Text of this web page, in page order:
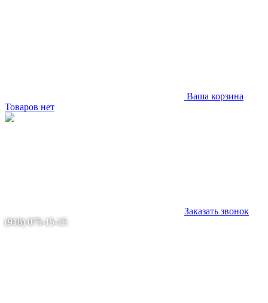
Ваша корзина
Товаров нет
Заказать звонок
(918) 075-15-15